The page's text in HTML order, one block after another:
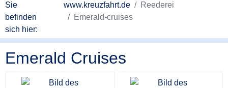
Sie
befinden
sich hier:
www.kreuzfahrt.de
Reederei
Emerald-cruises
Emerald Cruises